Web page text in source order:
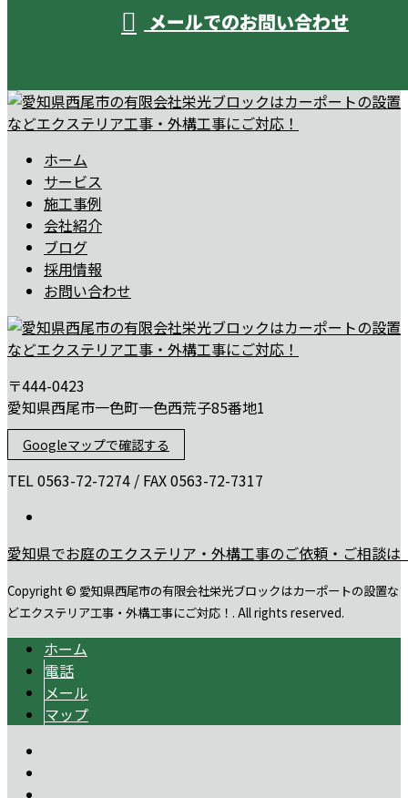
メールでのお問い合わせ
ホーム
サービス
施工事例
会社紹介
ブログ
採用情報
お問い合わせ
〒444-0423
愛知県西尾市一色町一色西荒子85番地1
Googleマップで確認する
TEL 0563-72-7274 / FAX 0563-72-7317
愛知県でお庭のエクステリア・外構工事のご依頼・ご相談
Copyright © 愛知県西尾市の有限会社栄光ブロックはカーポートの設置な
どエクステリア工事・外構工事にご対応！. All rights reserved.
ホーム
電話
メール
マップ